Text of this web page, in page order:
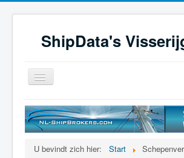
ShipData's
Schakelen
navigatie
U bevindt zich hier: Start